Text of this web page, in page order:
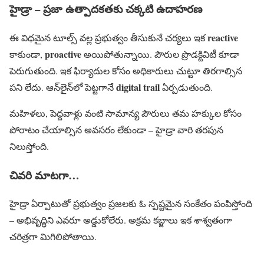
హైడ్రా – ప్రజా ఉత్పాదకతకు చక్కటి ఉదాహరణ
ఈ విధమైన టూల్స్ వల్ల ప్రభుత్వం తీసుకునే చర్యలు ఇకreactive
కాకుండా, proactiveఅయిపోతున్నాయి. పౌరుల ప్రొడక్టివిటీ కూడా
పెరుగుతుంది. ఇక ఫిర్యాదుల కోసం అధికారులు చుట్టూ తిరగాల్సిన
పని లేదు. ఆన్‌లైన్‌లో పెట్టగానేdigital trailఏర్పడుతుంది.
మహిళలు, పెద్దవాళ్లు వంటి సామాన్య పౌరులు తమ హక్కుల కోసం
పోరాటం చేయాల్సిన అవసరం లేకుండా – హైడ్రా వారి తరపున
నిలుస్తోంది.
చివరి మాటగా…
హైడ్రా ఏర్పాటుతో ప్రభుత్వం ప్రజలకు ఓ స్పష్టమైన సంకేతం పంపిస్తోంది
– అభివృద్ధిని ఎవరూ అడ్డుకోలేరు. అక్రమ కబ్జాలు ఇక శాశ్వతంగా
చరిత్రగా మిగిలిపోతాయి.